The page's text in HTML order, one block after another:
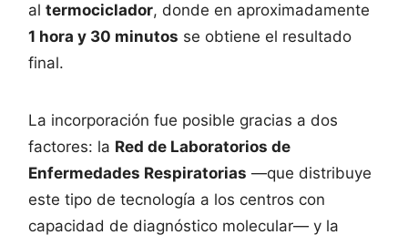
al termociclador, donde en aproximadamente
1 hora y 30 minutos se obtiene el resultado
final.
La incorporación fue posible gracias a dos
factores: la Red de Laboratorios de
Enfermedades Respiratorias —que distribuye
este tipo de tecnología a los centros con
capacidad de diagnóstico molecular— y la